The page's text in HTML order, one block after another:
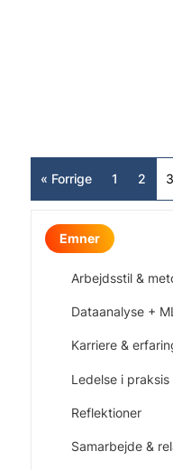
« Forrige 1 2 3
Emner
Arbejdsstil &
Dataanalyse + ML
Karriere &
Ledelse i praksis
Reflektioner
Samarbejde &